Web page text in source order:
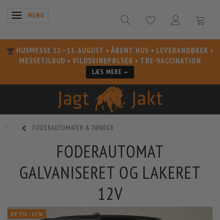
SKIFTE NAVIGATION
MENU
HUSMESSE 12.–13. AUGUST • ÅBENT HUS • LEVERANDØRER •
MESSETILBUD • VILDSVINEPØLSER • TBE-VACCINATION
LÆS MERE →
FODERAUTOMATER & TØNDER
FODERAUTOMAT
GALVANISERET OG LAKERET
12V
OP TIL -15%